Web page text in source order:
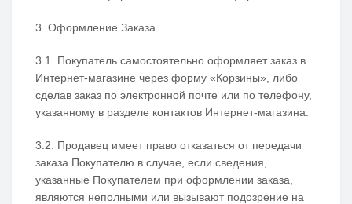
3. Оформление Заказа
3.1. Покупатель самостоятельно оформляет заказ в
Интернет-магазине через форму «Корзины», либо
сделав заказ по электронной почте или по телефону,
указанному в разделе контактов Интернет-магазина.
3.2. Продавец имеет право отказаться от передачи
заказа Покупателю в случае, если сведения,
указанные Покупателем при оформлении заказа,
являются неполными или вызывают подозрение на